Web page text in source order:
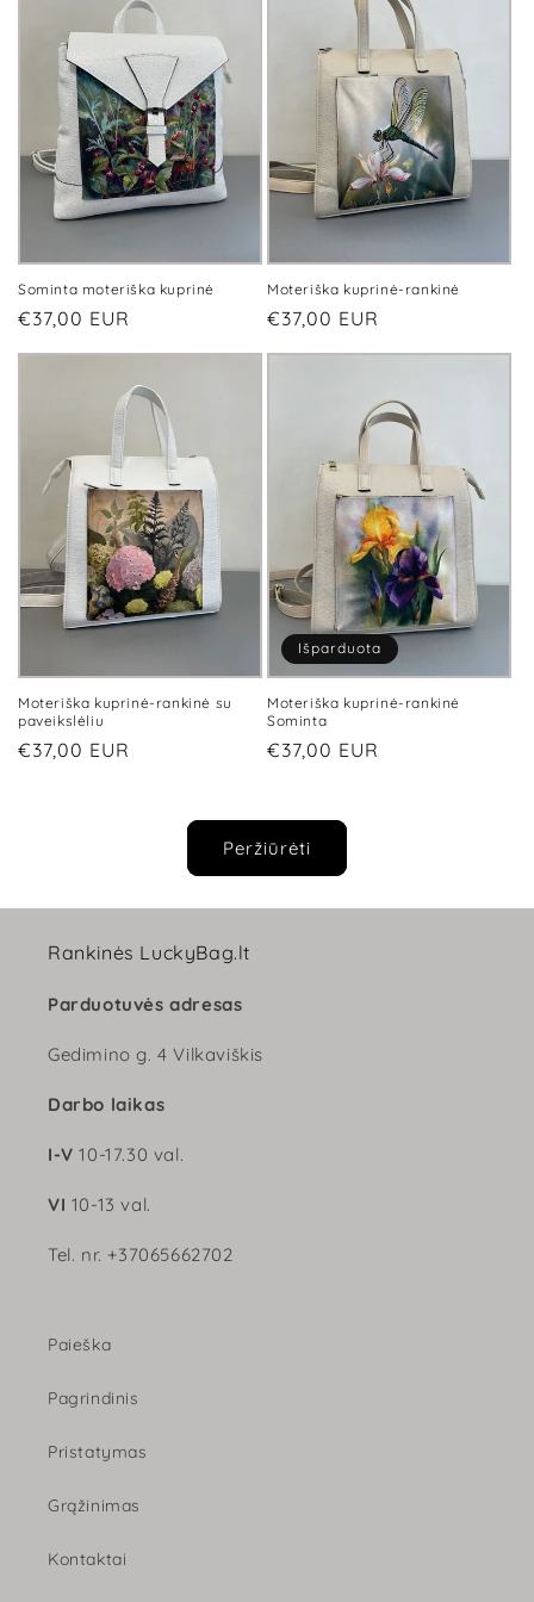
Sominta moteriška kuprinė
Įprasta
kaina
€37,00 EUR
Moteriška kuprinė-rankinė
Įprasta
kaina
€37,00 EUR
Moteriška kuprinė-rankinė su
paveikslėliu
Įprasta
€37,00 EUR
Išparduota
Moteriška kuprinė-rankinė
Sominta
Įprasta
€37,00 EUR
Peržiūrėti
Rankinės LuckyBag.lt
Parduotuvės adresas
Gedimino g. 4 Vilkaviškis
Darbo laikas
I-V 10-17.30 val.
VI 10-13 val.
Tel. nr. +37065662702
Paieška
Pagrindinis
Pristatymas
Grąžinimas
Kontaktai